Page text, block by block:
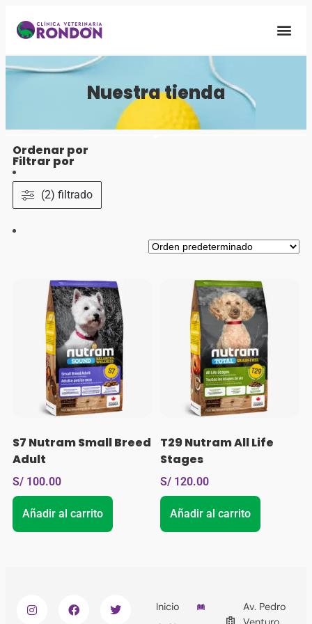
Nuestra tienda
Ordenar por
Filtrar por
(2) filtrado
S7 Nutram Small Breed
Adult
S/ 100.00
Añadir al carrito
T29 Nutram All Life
Stages
S/ 120.00
Añadir al carrito
Inicio
Av. Pedro